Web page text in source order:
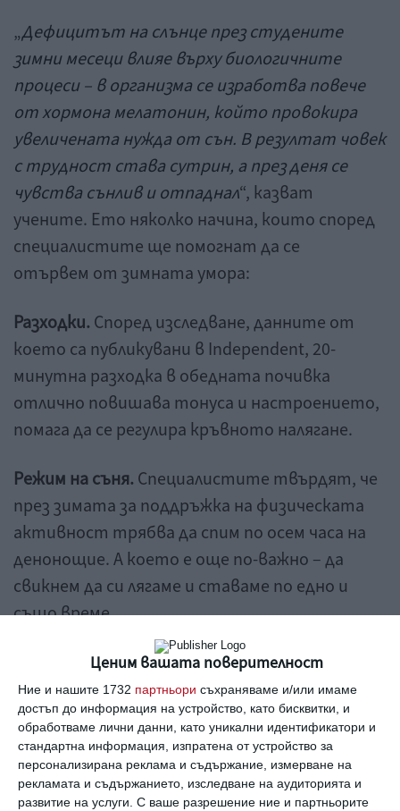
Ценим вашата поверителност
Ние и нашите 1732 партньори съхраняваме и/или имаме
достъп до информация на устройство, като бисквитки, и
обработваме лични данни, като уникални идентификатори и
стандартна информация, изпратена от устройство за
персонализирана реклама и съдържание, измерване на
рекламата и съдържанието, изследване на аудиторията и
развитие на услуги. С ваше разрешение ние и партньорите
„Дефицитът на слънце през студените
зимни месеци влияе върху биологичните
процеси – в организма се изработва повече
от хормона мелатонин, който провокира
увеличената нужда от сън. В резултат човек
с трудност става сутрин, а през деня се
чувства сънлив и отпаднал“, казват
учените. Ето няколко начина, които според
специалистите ще помогнат да се
отървем от зимната умора:
Разходки. Според изследване, данните от
което са публикувани в Independent, 20-
минутна разходка в обедната почивка
отлично повишава тонуса и настроението,
помага да се регулира кръвното налягане.
Режим на съня. Специалистите твърдят, че
през зимата за поддръжка на физическата
активност трябва да спим по осем часа на
денонощие. А което е още по-важно – да
свикнем да си лягаме и ставаме по едно и
също време.
Намаляване на кофеина.През студеното
време ограничаването на кофеина през
втората половина на деня е задължително.
Той свива кръвоносните съдове, което води
до по-силно усещане на студа и до проблеми с
оросяването на крайниците.